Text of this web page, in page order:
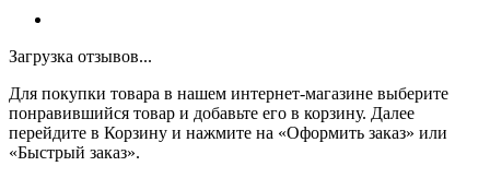
Загрузка отзывов...
Для покупки товара в нашем интернет-магазине выберите
понравившийся товар и добавьте его в корзину. Далее
перейдите в Корзину и нажмите на «Оформить заказ» или
«Быстрый заказ».